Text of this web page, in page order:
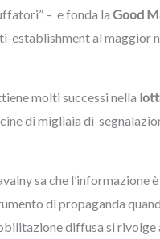
– e fonda la Good
establishment al maggior
molti successi nella
di migliaia di
sa che l’informazione
di propaganda
diffusa si rivolge